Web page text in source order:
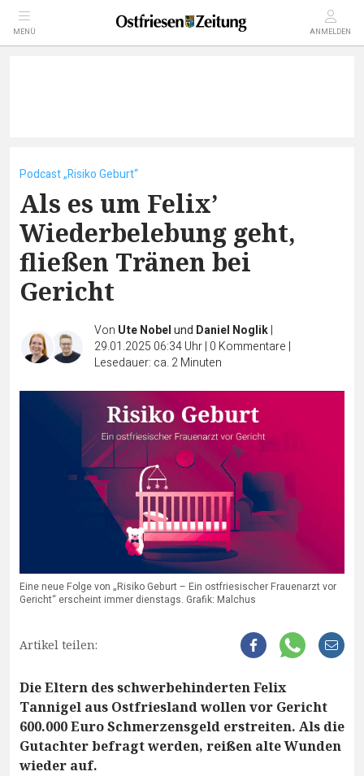
MENÜ ANMELDEN
Podcast „Risiko Geburt“
Als es um Felix’
Wiederbelebung geht,
fließen Tränen bei
Gericht
Von Ute Nobelund Daniel Noglik|
29.01.2025 06:34 Uhr| 0 Kommentare |
Lesedauer: ca. 2 Minuten
Eine neue Folge von „Risiko Geburt – Ein ostfriesischer Frauenarzt vor
Gericht“ erscheint immer dienstags. Grafik: Malchus
Artikel teilen:
Die Eltern des schwerbehinderten Felix
Tannigel aus Ostfriesland wollen vor Gericht
600.000 Euro Schmerzensgeld erstreiten. Als die
Gutachter befragt werden, reißen alte Wunden
wieder auf.